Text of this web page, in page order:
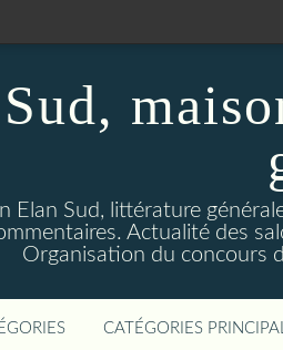
Elan Sud, littérature
Actualité des
Organisation du concours
CATÉGORIES